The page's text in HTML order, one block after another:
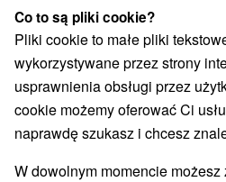
Wellness pobyty(12)
Romantyczne wypady(7)
Wakacje rodzinne(14)
Wybierz lokalizację lub
Najlepiej sprzedające
Co to są pliki cookie?
Pliki cookie to małe pliki
wykorzystywane przez strony
usprawnienia obsługi przez
cookie możemy oferować Ci
naprawdę szukasz i chcesz
W dowolnym momencie